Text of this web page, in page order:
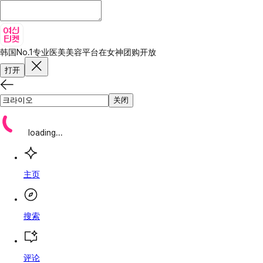
韩国No.1专业医美美容平台在女神团购开放
打开
关闭
loading...
主页
搜索
评论